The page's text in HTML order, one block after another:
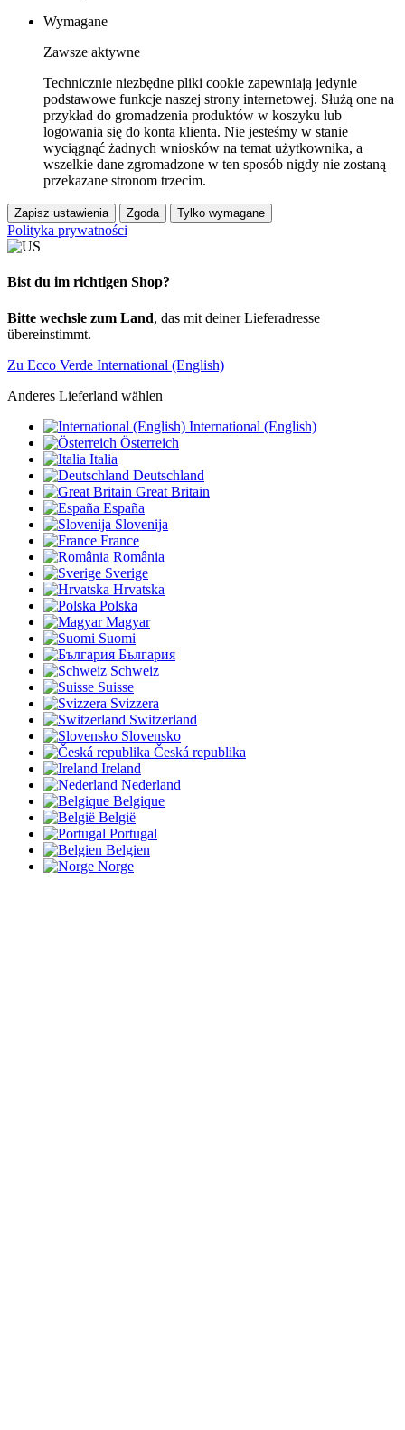
Wymagane
Zawsze aktywne
Technicznie niezbędne pliki cookie zapewniają jedynie
podstawowe funkcje naszej strony internetowej. Służą one na
przykład do gromadzenia produktów w koszyku lub
logowania się do konta klienta. Nie jesteśmy w stanie
wyciągnąć żadnych wniosków na temat użytkownika, a
wszelkie dane zgromadzone w ten sposób nigdy nie zostaną
przekazane stronom trzecim.
Zapisz ustawienia Zgoda Tylko wymagane
Polityka prywatności
Bist du im richtigen Shop?
Bitte wechsle zum Land, das mit deiner Lieferadresse
übereinstimmt.
Zu Ecco Verde International (English)
Anderes Lieferland wählen
International (English)
Österreich
Italia
Deutschland
Great Britain
España
Slovenija
France
România
Sverige
Hrvatska
Polska
Magyar
Suomi
България
Schweiz
Suisse
Svizzera
Switzerland
Slovensko
Česká republika
Ireland
Nederland
Belgique
België
Portugal
Belgien
Norge